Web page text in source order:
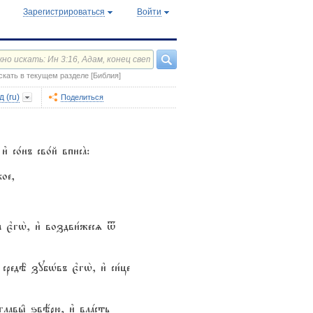
Зарегистрироваться Войти
в текущем разделе [Библия]
(ru) Поделиться
со1нъ сво1й вписA:
є3гw2, и3 воздви1жесz t
зубHвъ є3гw2, и3 си1це
ѕвёрю, и3 влaсть